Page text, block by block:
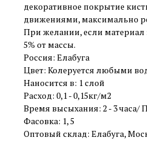
декоративное покрытие
движениями, максимально
При желании, если материал
5% от массы.
Россия: Елабуга
Цвет: Колеруется любыми
Наносится в: 1 слой
Расход: 0,1 - 0,15кг/м2
Время высыхания: 2 - 3 часа/
Фасовка: 1, 5
Оптовый склад: Елабуга,